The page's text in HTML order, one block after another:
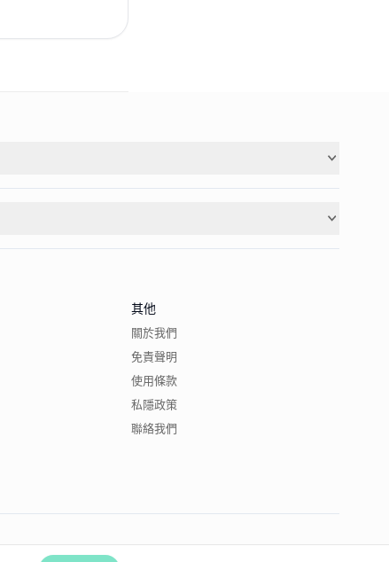
其他
關於我們
免責聲明
使用條款
私隱政策
聯絡我們